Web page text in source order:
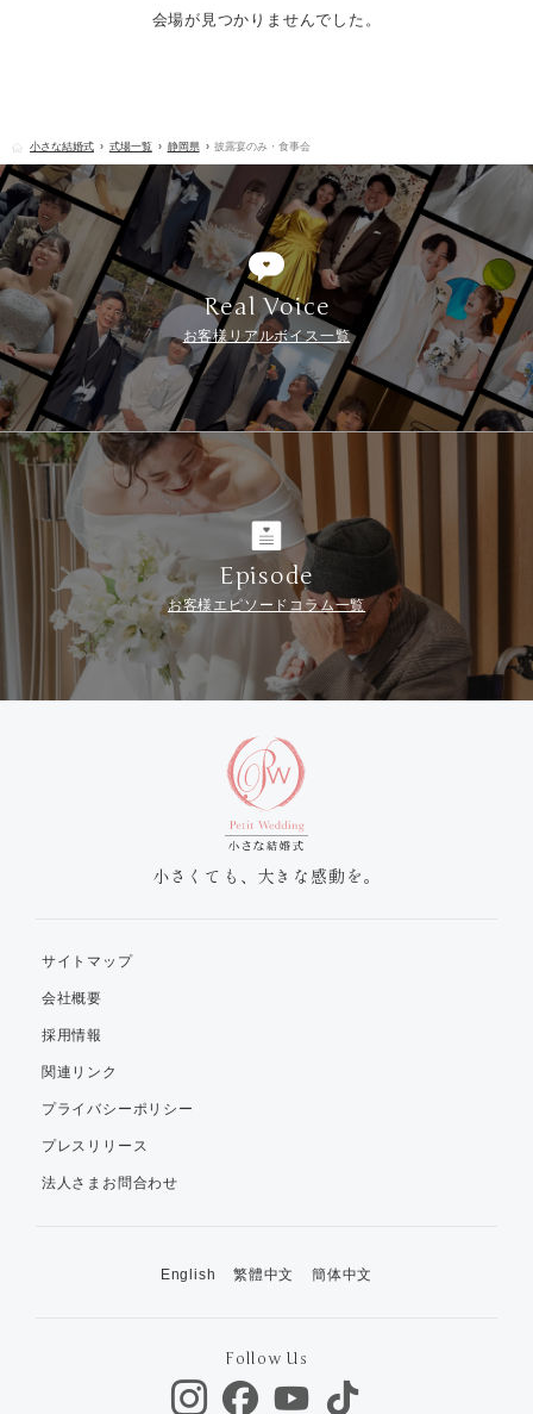
会場が見つかりませんでした。
小さな結婚式 式場一覧 静岡県 披露宴のみ・食事会
Real Voice
お客様リアルボイス一覧
Episode
お客様エピソードコラム一覧
小さくても、大きな感動を。
サイトマップ
会社概要
採用情報
関連リンク
プライバシーポリシー
プレスリリース
法人さまお問合わせ
English 繁體中文 簡体中文
Follow Us